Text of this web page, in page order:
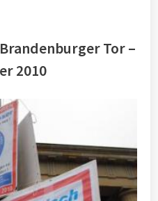
Tor –
2010